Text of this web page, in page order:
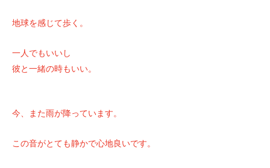
地球を感じて歩く。
一人でもいいし
彼と一緒の時もいい。
今、また雨が降っています。
この音がとても静かで心地良いです。